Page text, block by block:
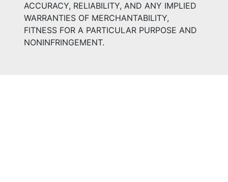
ACCURACY, RELIABILITY, AND ANY IMPLIED
WARRANTIES OF MERCHANTABILITY,
FITNESS FOR A PARTICULAR PURPOSE AND
NONINFRINGEMENT.